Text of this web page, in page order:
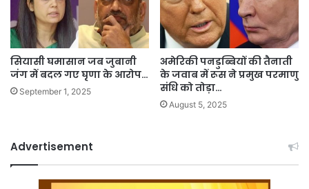
सियासी घमासान जब जुबानी
जंग में बदल गए घृणा के आरोप…
September 1, 2025
अमेरिकी पनडुब्बियों की तैनाती
के जवाब में रूस ने प्रमुख परमाणु
संधि को तोड़ा…
August 5, 2025
Advertisement